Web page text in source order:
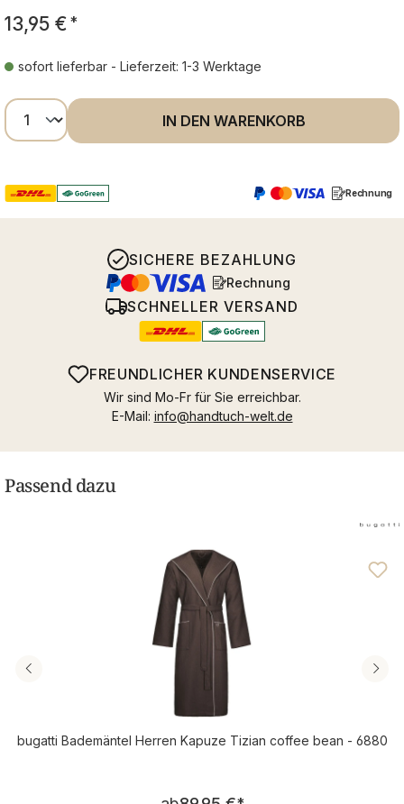
13,95 € *
sofort lieferbar - Lieferzeit: 1-3 Werktage
Produkt Anzahl: Gib den gewünschten
IN DEN WARENKORB
Rechnung
SICHERE BEZAHLUNG
Rechnung
SCHNELLER VERSAND
FREUNDLICHER KUNDENSERVICE
Wir sind Mo-Fr für Sie erreichbar.
E-Mail: info@handtuch-welt.de
Passend dazu
bugatti Bademäntel Herren Kapuze Tizian coffee bean - 6880
Regulärer Preis: